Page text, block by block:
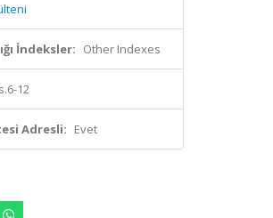
İndeksler: Other Indexes
12
Adresli: Evet